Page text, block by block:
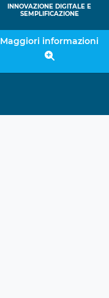
INNOVAZIONE DIGITALE E
SEMPLIFICAZIONE
Maggiori informazioni